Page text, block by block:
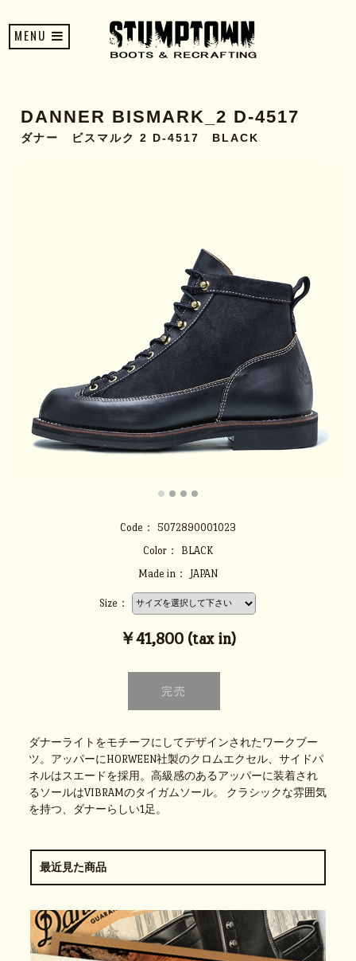
MENU
DANNER BISMARK_2 D-4517
ダナー ビスマルク 2 D-4517 BLACK
Code：
5072890001023
Color：
BLACK
Made in：
JAPAN
Size：
￥41,800 (tax in)
ダナーライトをモチーフにしてデザインされたワークブー
ツ。アッパーにHORWEEN社製のクロムエクセル、サイドパ
ネルはスエードを採用。高級感のあるアッパーに装着され
るソールはVIBRAMのタイガムソール。 クラシックな雰囲気
を持つ、ダナーらしい1足。
最近見た商品